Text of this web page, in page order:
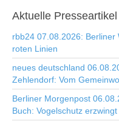
Aktuelle Presseartikel
rbb24 07.08.2026: Berliner
roten Linien
neues deutschland
Zehlendorf: Vom
Berliner Morgenpost
Buch: Vogelschutz